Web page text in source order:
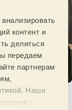
контент и
делиться
передаем
партнерам
Наши
с
пути к